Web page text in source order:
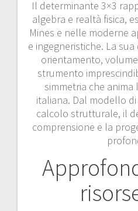
Il determinante 3×3
algebra e realtà fisica,
Mines e nelle moderne
e ingegneristiche. La
orientamento,
strumento
simmetria che anima
italiana. Dal modello
calcolo strutturale, il
comprensione e la